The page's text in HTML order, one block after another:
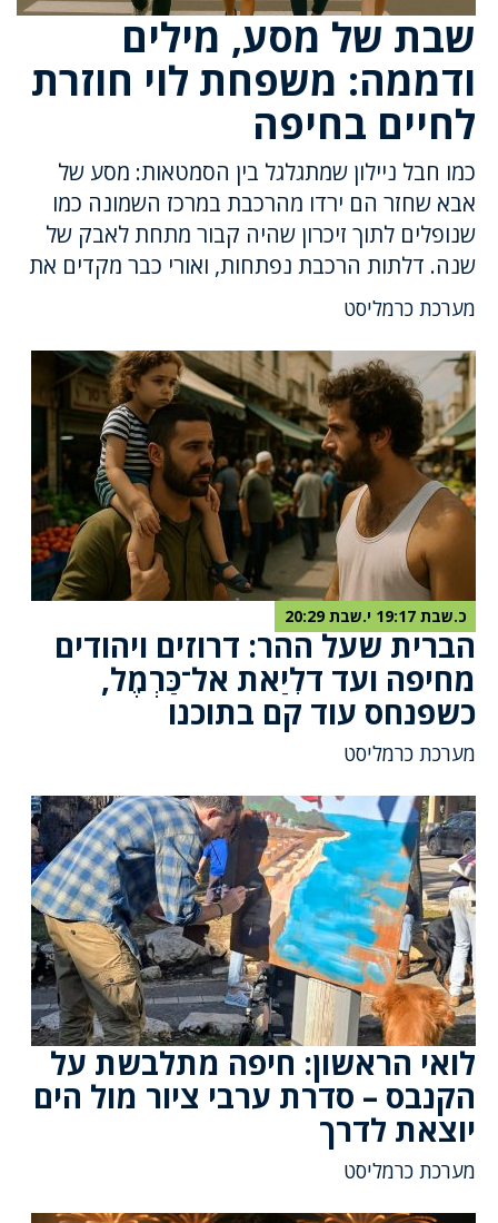
שבת של מסע, מילים
ודממה: משפחת לוי חוזרת
לחיים בחיפה
כמו חבל ניילון שמתגלגל בין הסמטאות: מסע של
אבא שחזר הם ירדו מהרכבת במרכז השמונה כמו
שנופלים לתוך זיכרון שהיה קבור מתחת לאבק של
שנה. דלתות הרכבת נפתחות, ואורי כבר מקדים את
מערכת כרמליסט
כ.שבת 19:17 י.שבת 20:29
הברית שעל ההר: דרוזים ויהודים
מחיפה ועד דלִיַאת אל־כַּרְמֶל,
כשפנחס עוד קם בתוכנו
מערכת כרמליסט
לואי הראשון: חיפה מתלבשת על
הקנבס – סדרת ערבי ציור מול הים
יוצאת לדרך
מערכת כרמליסט